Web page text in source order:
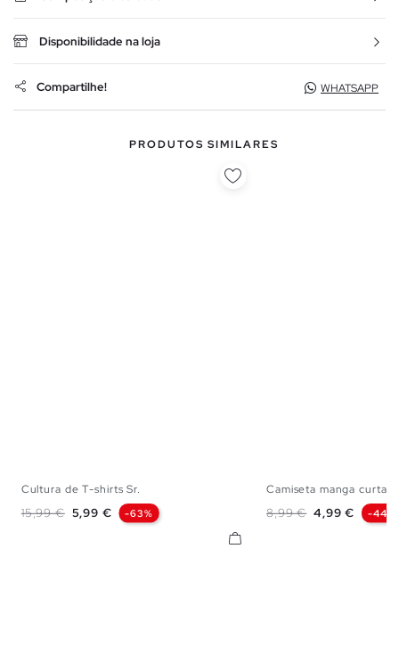
Disponibilidade na loja
Compartilhe! WHATSAPP
PRODUTOS SIMILARES
Cultura de T-shirts Sr.
Preço normal
15,99 € Preço
5,99 € -63%
XS
Camiseta manga curta...
Preço normal
8,99 € Preço
4,99 € -44%